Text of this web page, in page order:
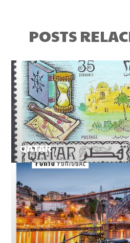
POSTS
QATAR